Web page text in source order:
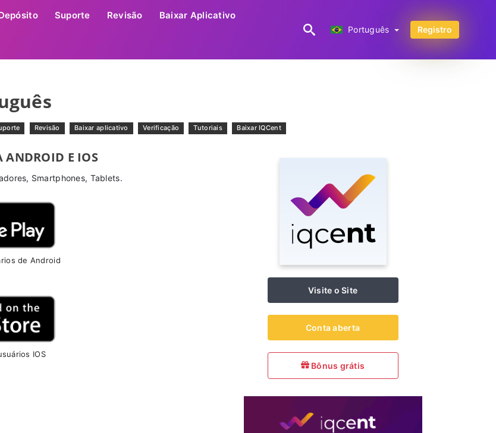
Suporte Revisão Baixar Aplicativo
Português Registro
Revisão Baixar aplicativo Verificação Tutoriais Baixar IQCent
ANDROID E IOS
Smartphones, Tablets.
de Android
IOS
Visite o Site
Conta aberta
Bônus grátis